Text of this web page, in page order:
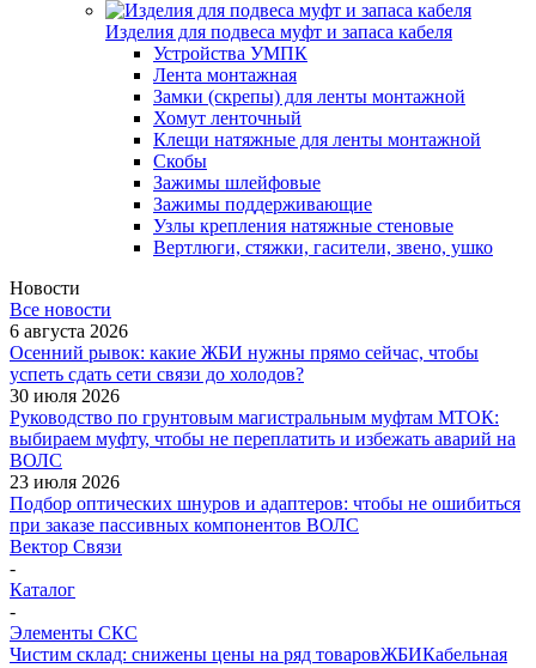
Изделия для подвеса муфт и запаса кабеля
Устройства УМПК
Лента монтажная
Замки (скрепы) для ленты монтажной
Хомут ленточный
Клещи натяжные для ленты монтажной
Скобы
Зажимы шлейфовые
Зажимы поддерживающие
Узлы крепления натяжные стеновые
Вертлюги, стяжки, гасители, звено, ушко
Новости
Все новости
6 августа 2026
Осенний рывок: какие ЖБИ нужны прямо сейчас, чтобы
успеть сдать сети связи до холодов?
30 июля 2026
Руководство по грунтовым магистральным муфтам МТОК:
выбираем муфту, чтобы не переплатить и избежать аварий на
ВОЛС
23 июля 2026
Подбор оптических шнуров и адаптеров: чтобы не ошибиться
при заказе пассивных компонентов ВОЛС
Вектор Связи
-
Каталог
-
Элементы СКС
Чистим склад: снижены цены на ряд товаровЖБИКабельная